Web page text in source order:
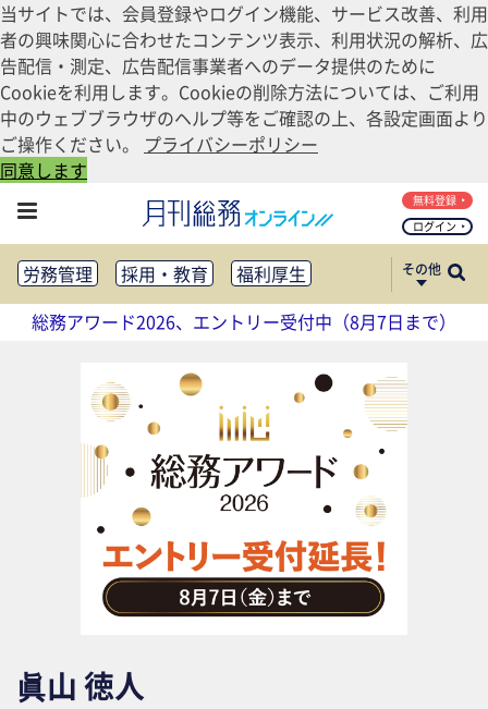
当サイトでは、会員登録やログイン機能、サービス改善、利用
者の興味関心に合わせたコンテンツ表示、利用状況の解析、広
告配信・測定、広告配信事業者へのデータ提供のために
Cookieを利用します。Cookieの削除方法については、ご利用
中のウェブブラウザのヘルプ等をご確認の上、各設定画面より
ご操作ください。 プライバシーポリシー
同意します
ログイン
無料登録
労務管理 採用・教育
福利厚生
健康経営
働き方改革
法務・コンプライアンス
リスクマネジメント・BCP
社外・社内広報
社外・社内コミュニケーション活性化
FM・オフィス移転
CSR・SDGs
テクノロジー活用・DX
助成金・補助金・コスト削減
アウトソーシング・BPO
調査・レポート
その他
総務アワード2026、エントリー受付中（8月7日まで）
眞山 徳人